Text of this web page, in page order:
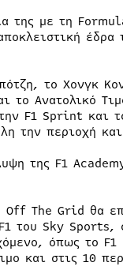
της με τη
έδρα
το Χονγκ
το Ανατολικό
F1 Sprint
την περιοχή
της F1
The Grid θα
του Sky Sports,
όπως το
και στις 10